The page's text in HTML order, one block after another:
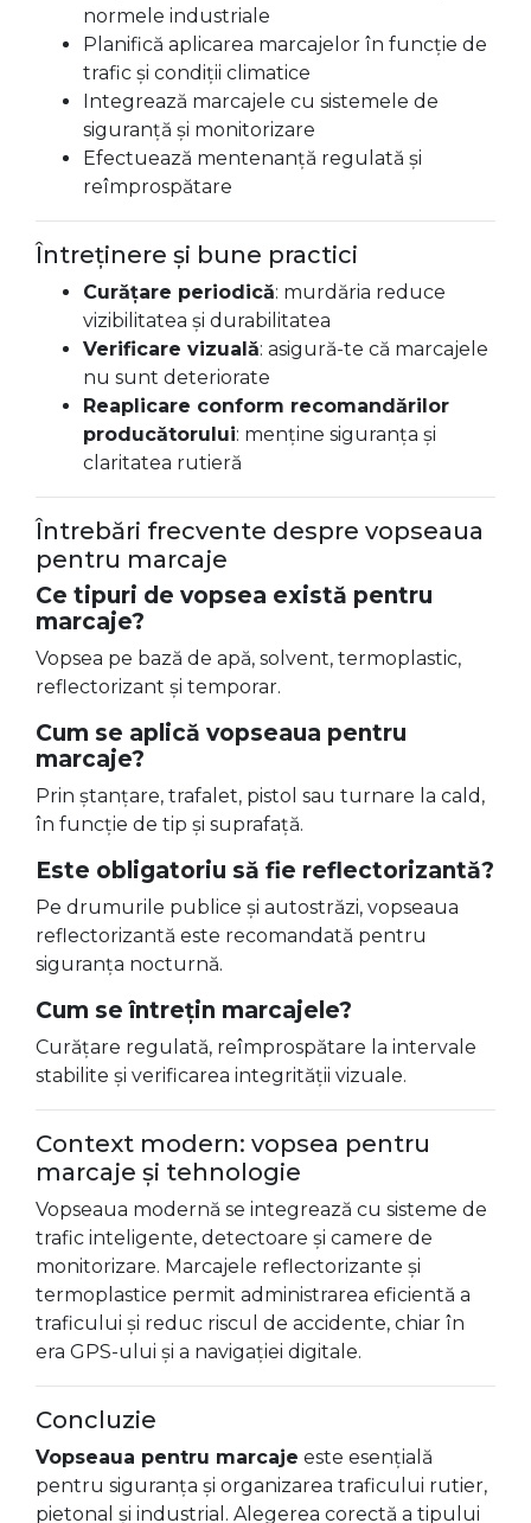
normele industriale
Planifică aplicarea marcajelor în funcție de
trafic și condiții climatice
Integrează marcajele cu sistemele de
siguranță și monitorizare
Efectuează mentenanță regulată și
reîmprospătare
Întreținere și bune practici
Curățare periodică: murdăria reduce
vizibilitatea și durabilitatea
Verificare vizuală: asigură-te că marcajele
nu sunt deteriorate
Reaplicare conform recomandărilor
producătorului: menține siguranța și
claritatea rutieră
Întrebări frecvente despre vopseaua
pentru marcaje
Ce tipuri de vopsea există pentru
marcaje?
Vopsea pe bază de apă, solvent, termoplastic,
reflectorizant și temporar.
Cum se aplică vopseaua pentru
marcaje?
Prin ștanțare, trafalet, pistol sau turnare la cald,
în funcție de tip și suprafață.
Este obligatoriu să fie reflectorizantă?
Pe drumurile publice și autostrăzi, vopseaua
reflectorizantă este recomandată pentru
siguranța nocturnă.
Cum se întrețin marcajele?
Curățare regulată, reîmprospătare la intervale
stabilite și verificarea integrității vizuale.
Context modern: vopsea pentru
marcaje și tehnologie
Vopseaua modernă se integrează cu sisteme de
trafic inteligente, detectoare și camere de
monitorizare. Marcajele reflectorizante și
termoplastice permit administrarea eficientă a
traficului și reduc riscul de accidente, chiar în
era GPS-ului și a navigației digitale.
Concluzie
Vopseaua pentru marcaje este esențială
pentru siguranța și organizarea traficului rutier,
pietonal și industrial. Alegerea corectă a tipului